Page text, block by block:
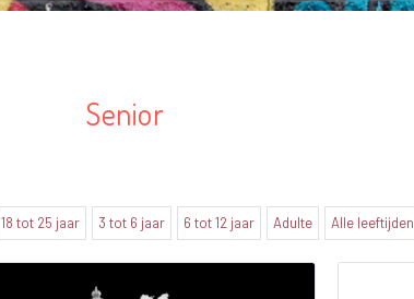
Senior
18 tot 25 jaar 3 tot 6 jaar 6 tot 12 jaar Adulte Alle leeftijden